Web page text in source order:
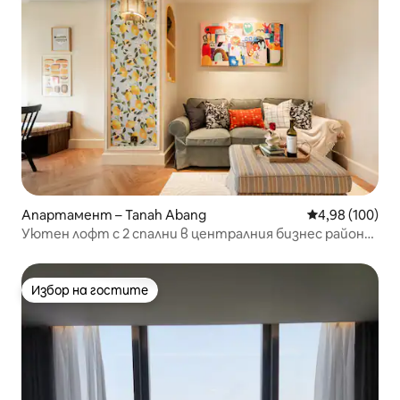
Апартамент – Tanah Abang Средна
4,98 (100)
Уютен лофт с 2 спални в централния бизнес район
Избор на гостите
Избор на гостите